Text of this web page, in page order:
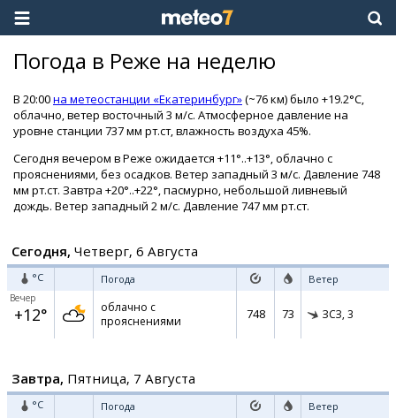
Погода в Реже на неделю
В 20:00на метеостанции «Екатеринбург»(~76 км) было +19.2°C,
облачно, ветер восточный 3 м/с. Атмосферное давление на
уровне станции 737 мм рт.ст, влажность воздуха 45%.
Сегодня вечером в Реже ожидается +11°..+13°, облачно с
прояснениями, без осадков. Ветер западный 3 м/с. Давление 748
мм рт.ст. Завтра +20°..+22°, пасмурно, небольшой ливневый
дождь. Ветер западный 2 м/с. Давление 747 мм рт.ст.
Сегодня, Четверг, 6 Августа
°C Погода Ветер
Вечер
+12°
облачно с
прояснениями
748 73 ЗСЗ, 3
Завтра, Пятница, 7 Августа
°C Погода Ветер